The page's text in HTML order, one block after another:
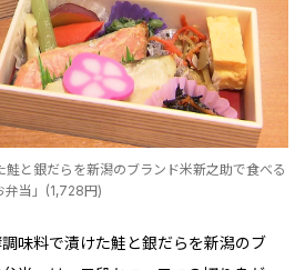
鮭と銀だらを新潟のブランド米新之助で食べる
弁当」(1,728円)
味料で漬けた鮭と銀だらを新潟のブ